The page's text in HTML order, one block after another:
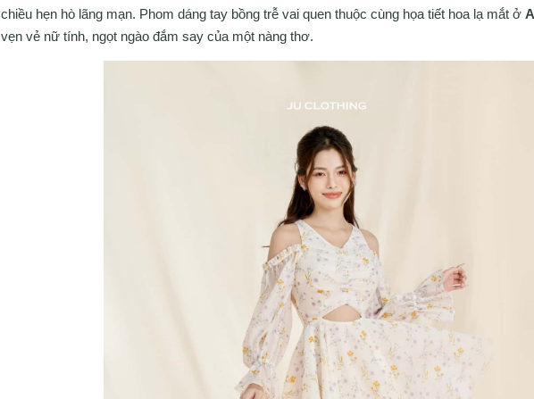
chiều hẹn hò lãng mạn. Phom dáng tay bồng trễ vai quen thuộc cùng họa tiết hoa lạ mắt ở
vẹn vẻ nữ tính, ngọt ngào đắm say của một nàng thơ.